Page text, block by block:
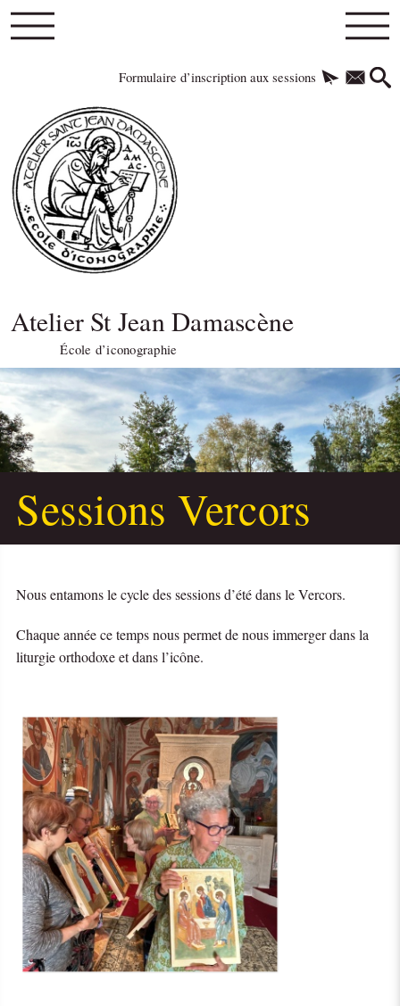
Formulaire d’inscription aux sessions
Atelier St Jean Damascène
École d’iconographie
Sessions Vercors
Nous entamons le cycle des sessions d’été dans le Vercors.
Chaque année ce temps nous permet de nous immerger dans la
liturgie orthodoxe et dans l’icône.